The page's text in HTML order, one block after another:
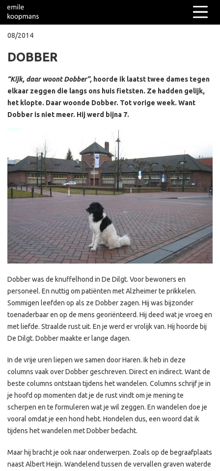
Over mij
08/2014
DOBBER
“Kijk, daar woont Dobber”, hoorde ik laatst twee dames tegen
elkaar zeggen die langs ons huis fietsten. Ze hadden gelijk,
het klopte. Daar woonde Dobber. Tot vorige week. Want
Dobber is niet meer. Hij werd bijna 7.
Dobber was de knuffelhond in De Dilgt. Voor bewoners en
personeel. En nuttig om patiënten met Alzheimer te prikkelen.
Sommigen leefden op als ze Dobber zagen. Hij was bijzonder
toenaderbaar en op de mens georiënteerd. Hij deed wat je vroeg en
met liefde. Straalde rust uit. En je werd er vrolijk van. Hij hoorde bij
De Dilgt. Dobber maakte er lange dagen.
In de vrije uren liepen we samen door Haren. Ik heb in deze
columns vaak over Dobber geschreven. Direct en indirect. Want de
beste columns ontstaan tijdens het wandelen. Columns schrijf je in
je hoofd op momenten dat je de rust vindt om je mening te
scherpen en te formuleren wat je wil zeggen. En wandelen doe je
vooral omdat je een hond hebt. Hondelen dus, een woord dat ik
tijdens het wandelen met Dobber bedacht.
Maar hij bracht je ook naar onderwerpen. Zoals op de begraafplaats
naast Albert Heijn. Wandelend tussen de vervallen graven waterde